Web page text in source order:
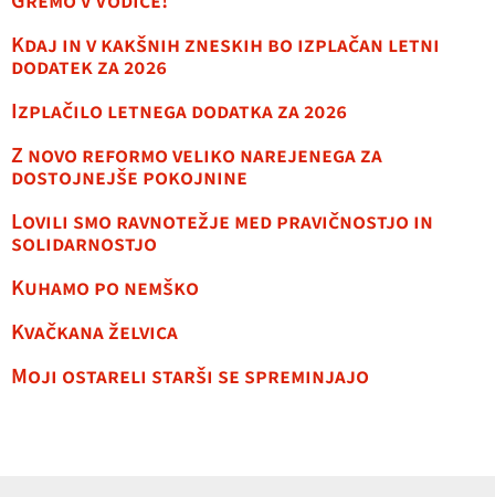
Kdaj in v kakšnih zneskih bo izplačan letni
dodatek za 2026
Izplačilo letnega dodatka za 2026
Z novo reformo veliko narejenega za
dostojnejše pokojnine
Lovili smo ravnotežje med pravičnostjo in
solidarnostjo
Kuhamo po nemško
Kvačkana želvica
Moji ostareli starši se spreminjajo